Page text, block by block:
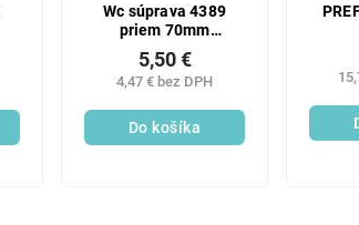
Wc súprava 4389
priem 70mm
(domček)
4,47 € bez DPH
5,50 €
Do košíka